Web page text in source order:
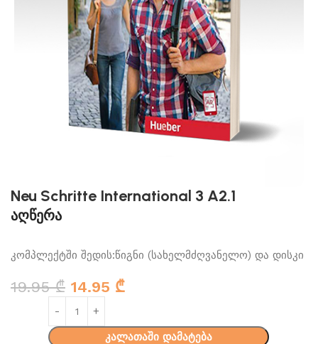
Neu Schritte International 3 A2.1
აღწერა
კომპლექტში შედის:წიგნი (სახელმძღვანელო) და დისკი
19.95₾ 14.95 ₾
კალათაში დამატება